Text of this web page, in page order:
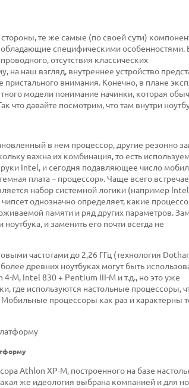
те же самые (по своей сути)
обладающие специфическими особенностями.
отсутствия классических
на наш взгляд, внутреннее устройство
внимания. Конечно, в плане
модели понимание начинки, которая
давайте посмотрим, что там внутри
в нем процессор, другие резонно
важна их комбинация, то есть
Intel, и сегодня подавляющее число
плата – процессор». Чаще всего
набор системной логики (например
однозначно определяет, какие
памяти и ряд других параметров.
и заменить его почти всегда не
частотами до 2,26 ГГц (технология
древних ноутбуках могут быть
M, Intel 830 + Pentium III-M и т.д., но это уже
где используются настольные процессоры,
процессоры как раз и характерны
Athlon XP-M, построенного на базе
же идеология выбрана компанией и для